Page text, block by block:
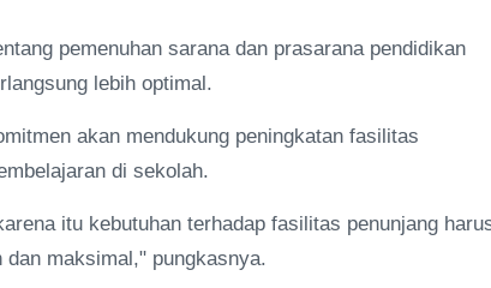
pemenuhan sarana dan prasarana pendidikan
lebih optimal.
akan mendukung peningkatan fasilitas
di sekolah.
itu kebutuhan terhadap fasilitas penunjang
dan maksimal," pungkasnya.